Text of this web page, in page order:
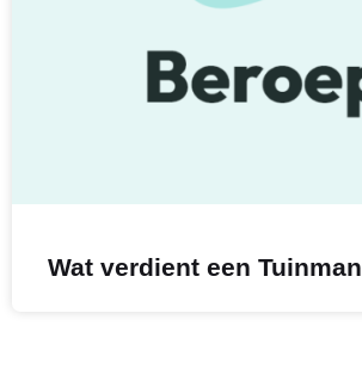
Wat verdient een Tuinman